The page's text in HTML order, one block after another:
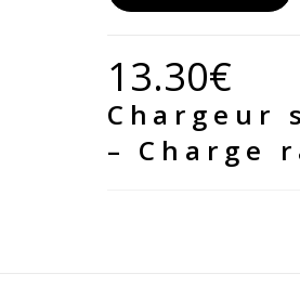
de
secteur
USB-
C
Fairplay
13.30€
Chargeur
– Charge